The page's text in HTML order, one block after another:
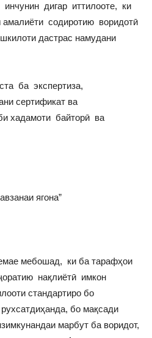
дигар иттилооте, ки
содиротию воридотӣ
дастрас намудани
ба экспертиза,
сертификат ва
хадамоти байторӣ ва
ягона”
мебошад, ки ба тарафҳои
нақлиётӣ имкон
стандартиро бо
бо мақсади
марбут ба воридот,